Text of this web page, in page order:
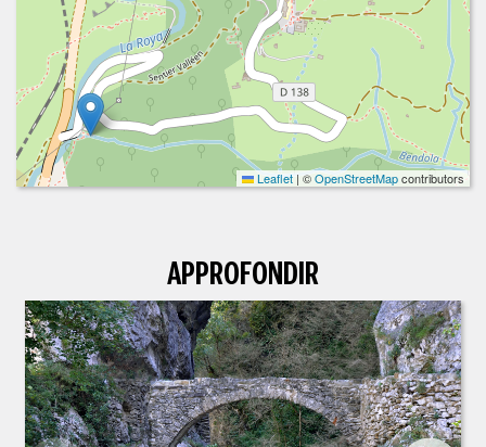
Leaflet | ©OpenStreetMapcontributors
APPROFONDIR